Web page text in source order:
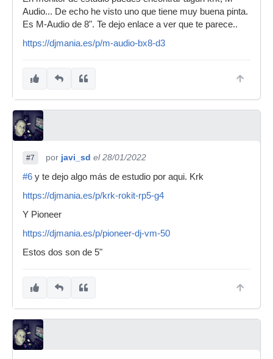
Audio... De echo he visto uno que tiene muy buena pinta.
Es M-Audio de 8". Te dejo enlace a ver que te parece..
https://djmania.es/p/m-audio-bx8-d3
#7 por javi_sd el 28/01/2022
#6 y te dejo algo más de estudio por aqui. Krk
https://djmania.es/p/krk-rokit-rp5-g4
Y Pioneer
https://djmania.es/p/pioneer-dj-vm-50
Estos dos son de 5"